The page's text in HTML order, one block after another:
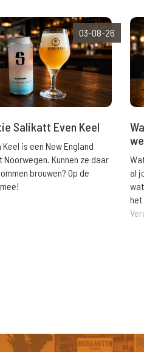
03-08-26
Salikatt Even Keel
is een New England
Noorwegen. Kunnen ze daar
brouwen? Op de
al
het